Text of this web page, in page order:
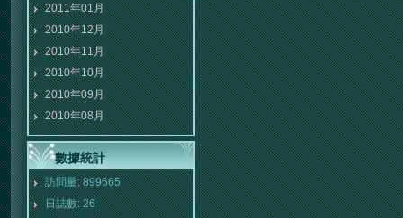
2011年01月
2010年12月
2010年11月
2010年10月
2010年09月
2010年08月
數據統計
訪問量: 899665
日誌數: 26